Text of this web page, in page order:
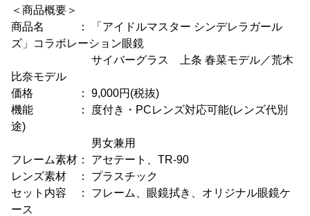
＜商品概要＞
商品名 ： 「アイドルマスター シンデレラガール
ズ」コラボレーション眼鏡
サイバーグラス 上条 春菜モデル／荒木
比奈モデル
価格 ： 9,000円(税抜)
機能 ： 度付き・PCレンズ対応可能(レンズ代別
途)
男女兼用
フレーム素材： アセテート、TR-90
レンズ素材 ： プラスチック
セット内容 ： フレーム、眼鏡拭き、オリジナル眼鏡ケ
ース